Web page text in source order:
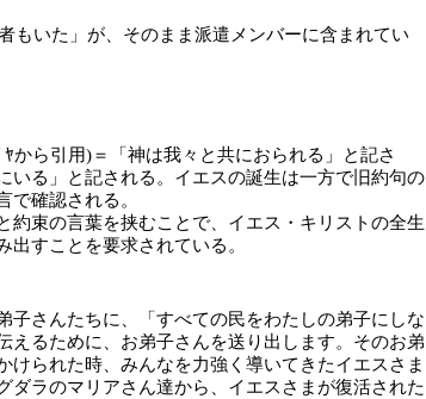
もいた」が、そのまま派遣メンバーに含まれてい
から引用)＝「神は我々と共におられる」と記さ
いる」と記される。イエスの誕生は一方で旧約句の
で確認される。
約束の言葉を挟むことで、イエス・キリストの全生
すことを要求されている。
子さんたちに、「すべての民をわたしの弟子にしな
えるために、お弟子さんを送り出します。そのお弟
られた時、みんなを力強く導いてきたイエスさま
ラのマリアさん達から、イエスさまが復活された